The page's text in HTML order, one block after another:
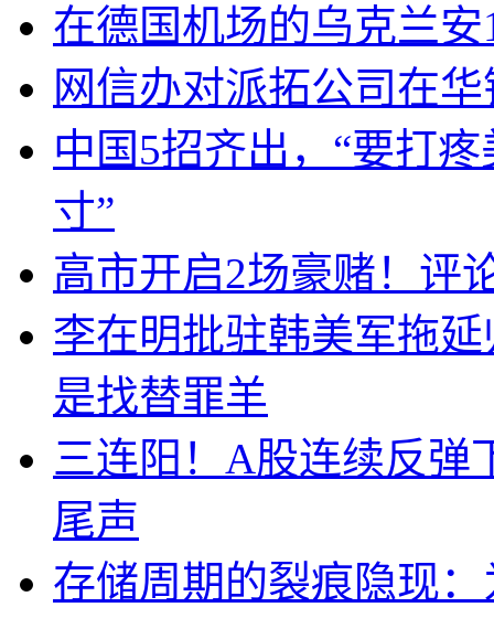
在德国机场的乌克兰
网信办对派拓公司在
中国5招齐出，“要打
寸”
高市开启2场豪赌！评
李在明批驻韩美军拖
是找替罪羊
三连阳！A股连续反弹
尾声
存储周期的裂痕隐现